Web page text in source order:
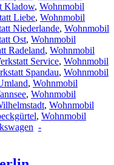
Kladow, Wohnmobil
Liebe, Wohnmobil
Niederlande, Wohnmobil
Ost, Wohnmobil
Radeland, Wohnmobil
Service, Wohnmobil
Spandau, Wohnmobil
, Wohnmobil
, Wohnmobil
, Wohnmobil
, Wohnmobil
-